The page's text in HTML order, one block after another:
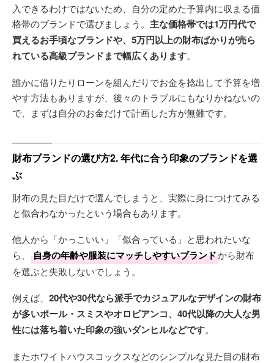
入できるわけではないため、自分の定めた予算内に収まる価
格帯のブランドで選びましょう。 主な価格帯では1万円代で
買えるお手頃なブランドや、5万円以上の財布ばかりが売ら
れている高級ブランドまで幅広くあります。
誰かに借りたりローンを組んだりでお金を捻出して予算を増
やす方法もありますが、後々のトラブルにもなりかねないの
で、まずは自分のお金だけで計画した方が無難です。
財布ブランドの選び方2. 年代に合う印象のブランドを選
ぶ
財布の見た目だけで選んでしまうと、実際に身につけてみる
と似合わなかったという場合もあります。
他人から「かっこいい」「似合っている」と思われたいな
ら、
自身の年齢や服装にマッチしやすいブランドから財布
を選ぶと失敗しないでしょう。
例えば、 20代や30代なら派手でカジュアルなデザインの財布
が多いポール・スミスやオロビアンコ、40代以降の大人な男
性には落ち着いた印象の強いダンヒルなどです。
またホワイトハウスコックスなどのシンプルな見た目の財布